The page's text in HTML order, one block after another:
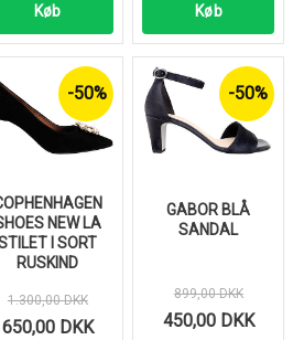
Køb Køb
NEW LA
I SORT
RUSKIND
1.300,00 DKK
650,00 DKK
-50%
GABOR BLÅ
SANDAL
899,00 DKK
450,00 DKK
-50%